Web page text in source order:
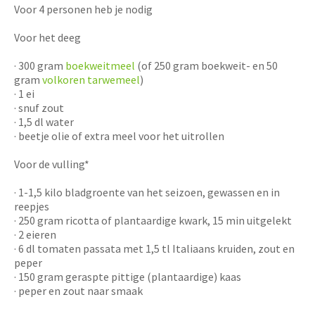
Voor 4 personen heb je nodig
Voor het deeg
· 300 gram boekweitmeel (of 250 gram boekweit- en 50
gram volkoren tarwemeel)
· 1 ei
· snuf zout
· 1,5 dl water
· beetje olie of extra meel voor het uitrollen
Voor de vulling*
· 1-1,5 kilo bladgroente van het seizoen, gewassen en in
reepjes
· 250 gram ricotta of plantaardige kwark, 15 min uitgelekt
· 2 eieren
· 6 dl tomaten passata met 1,5 tl Italiaans kruiden, zout en
peper
· 150 gram geraspte pittige (plantaardige) kaas
· peper en zout naar smaak